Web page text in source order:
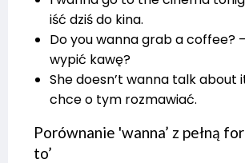
iść dziś do kina.
Do you wanna grab a coffee?
wypić kawę?
She doesn’t wanna talk about
chce o tym rozmawiać.
Porównanie 'wanna’ z pełną
to’